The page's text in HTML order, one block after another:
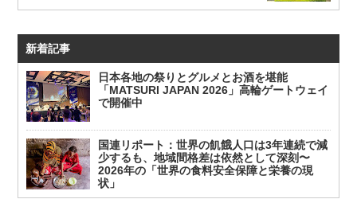
新着記事
日本各地の祭りとグルメとお酒を堪能
「MATSURI JAPAN 2026」高輪ゲートウェイ
で開催中
国連リポート：世界の飢餓人口は3年連続で減
少するも、地域間格差は依然として深刻〜
2026年の「世界の食料安全保障と栄養の現
状」